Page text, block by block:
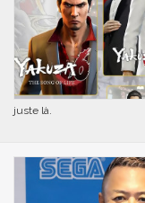
juste là.